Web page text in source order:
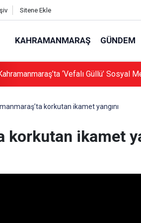
Sitene Ekle
KAHRAMANMARAŞ GÜNDEM
‘Vefalı Güllü’ Sosyal
korkutan ikamet yangını
korkutan ikamet